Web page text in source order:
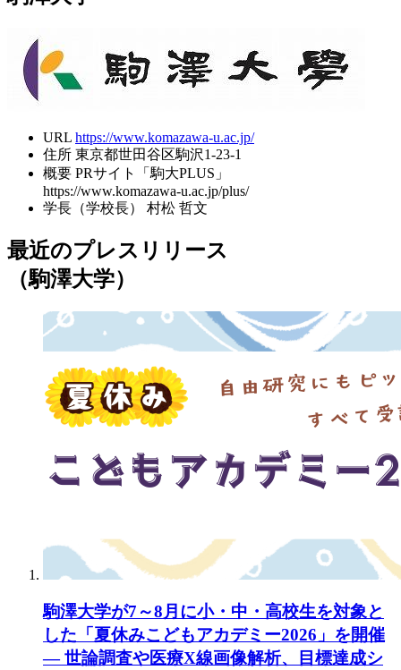
URL https://www.komazawa-u.ac.jp/
住所 東京都世田谷区駒沢1-23-1
概要 PRサイト「駒大PLUS」
https://www.komazawa-u.ac.jp/plus/
学長（学校長）
村松 哲文
最近のプレスリリース
（駒澤大学）
駒澤大学が7～8月に小・中・高校生を対象と
した「夏休みこどもアカデミー2026」を開催
— 世論調査や医療X線画像解析、目標達成シ